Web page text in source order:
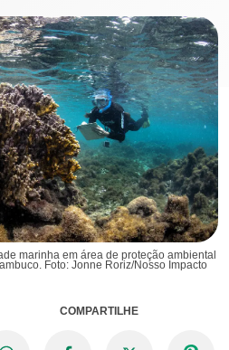
marinha em área de proteção ambiental
Foto: Jonne Roriz/Nosso Impacto
COMPARTILHE